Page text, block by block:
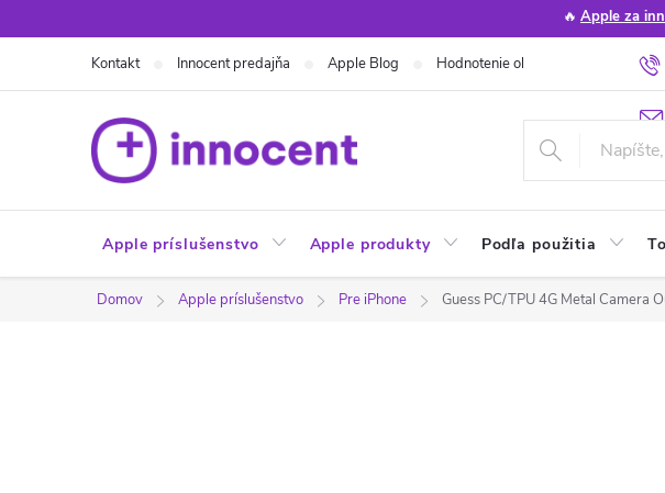
na
🔥 Apple za
Kontakt Innocent predajňa Apple Blog Hodnotenie obchodu Poradňa
Apple príslušenstvo Apple produkty Podľa použitia
Domov Apple príslušenstvo Pre iPhone Guess PC/TPU 4G Metal Camera